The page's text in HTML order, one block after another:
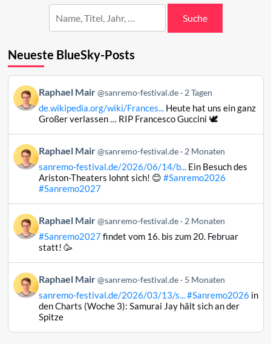
Suche
Neueste BlueSky-Posts
Beitrag
von
Raphael
Bluesky
ansehen
Raphael Mair @sanremo-festival.de 2 Tagen
de.wikipedia.org/wiki/Frances...Heute hat uns ein ganz
Großer verlassen … RIP Francesco Guccini 🕊️
Beitrag
von
Raphael
ansehen
Raphael Mair @sanremo-festival.de 2 Monaten
sanremo-festival.de/2026/06/14/b...Ein Besuch des
Ariston-Theaters lohnt sich! 😊 #Sanremo2026
#Sanremo2027
Beitrag
von
Raphael
Bluesky
ansehen
Raphael Mair @sanremo-festival.de 2 Monaten
#Sanremo2027findet vom 16. bis zum 20. Februar
statt! 🥳
Beitrag
von
Raphael
Raphael Mair @sanremo-festival.de 5 Monaten
sanremo-festival.de/2026/03/13/s...#Sanremo2026 in
den Charts (Woche 3): Samurai Jay hält sich an der
Spitze